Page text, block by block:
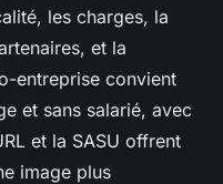
les charges, la
et la
entreprise convient
et sans salarié, avec
et la SASU offrent
image plus